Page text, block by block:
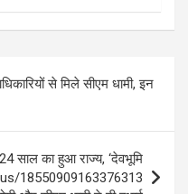
से मिले सीएम धामी, इन
साल का हुआ राज्य, ‘देवभूमि
18550909163376313